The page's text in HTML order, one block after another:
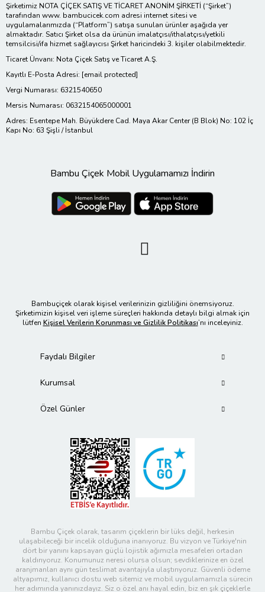
Şirketimiz NOTA ÇİÇEK SATIŞ VE TİCARET ANONİM ŞİRKETİ (“Şirket”)
tarafından www. bambucicek.com adresi internet sitesi ve
uygulamalarımızda (“Platform”) satışa sunulan ürünler aşağıda yer
almaktadır. Satıcı Şirket olsa da ürünün imalatçısı/ithalatçısı/yetkili
temsilcisi/ifa hizmet sağlayıcısı Şirket haricindeki 3. kişiler olabilmektedir.
Ticaret Ünvanı: Nota Çiçek Satış ve Ticaret A.Ş.
Kayıtlı E-Posta Adresi: [email protected]
Vergi Numarası: 6321540650
Mersis Numarası: 0632154065000001
Adres: Esentepe Mah. Büyükdere Cad. Maya Akar Center (B Blok) No: 102 İç
Kapı No: 63 Şişli / İstanbul
Bambu Çiçek Mobil Uygulamamızı İndirin
Bambuçiçek olarak kişisel verilerinizin gizliliğini önemsiyoruz.
Şirketimizin kişisel veri işleme süreçleri hakkında detaylı bilgi almak için
lütfen Kişisel Verilerin Korunması ve Gizlilik Politikası’nı inceleyiniz.
Faydalı Bilgiler
Kurumsal
Özel Günler
Bambu Çiçek olarak, tasarım çiçeklerin bir lüks değil, herkesin
ulaşabileceği bir incelik olduğuna inanıyoruz. Bu vizyon ve Türkiye'nin
dört bir yanını kapsayan güçlü lojistik ağımızla mesafeleri ortadan
kaldırıyoruz. Konumunuz neresi olursa olsun; sevdiklerinize en özel
aranjmanları aynı gün teslimat avantajıyla ulaştırıyoruz. Güvenli ödeme
altyapımız, kullanıcı dostu web sitemiz ve mobil uygulamamızla sürecin
her adımında yanınızdayız. Siz o özel anı hayal edin, biz en şık çiçeklerle